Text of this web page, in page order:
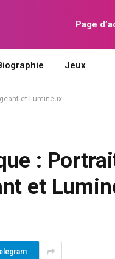
Page
Jeux
et Lumineux
:
et